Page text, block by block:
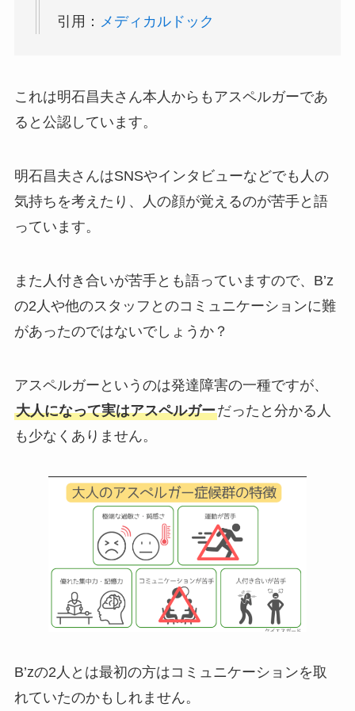
引用： メディカルドック
これは明石昌夫さん本人からもアスペルガーであ
ると公認しています。
明石昌夫さんはSNSやインタビューなどでも人の
気持ちを考えたり、人の顔が覚えるのが苦手と語
っています。
また人付き合いが苦手とも語っていますので、B’z
の2人や他のスタッフとのコミュニケーションに難
があったのではないでしょうか？
アスペルガーというのは発達障害の一種ですが、
大人になって実はアスペルガーだったと分かる人
も少なくありません。
B’zの2人とは最初の方はコミュニケーションを取
れていたのかもしれません。